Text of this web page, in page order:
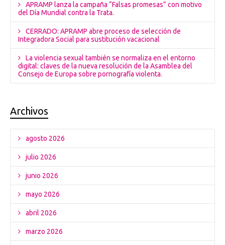
APRAMP lanza la campaña “Falsas promesas” con motivo
del Día Mundial contra la Trata.
CERRADO: APRAMP abre proceso de selección de
Integradora Social para sustitución vacacional
La violencia sexual también se normaliza en el entorno
digital: claves de la nueva resolución de la Asamblea del
Consejo de Europa sobre pornografía violenta.
Archivos
agosto 2026
julio 2026
junio 2026
mayo 2026
abril 2026
marzo 2026